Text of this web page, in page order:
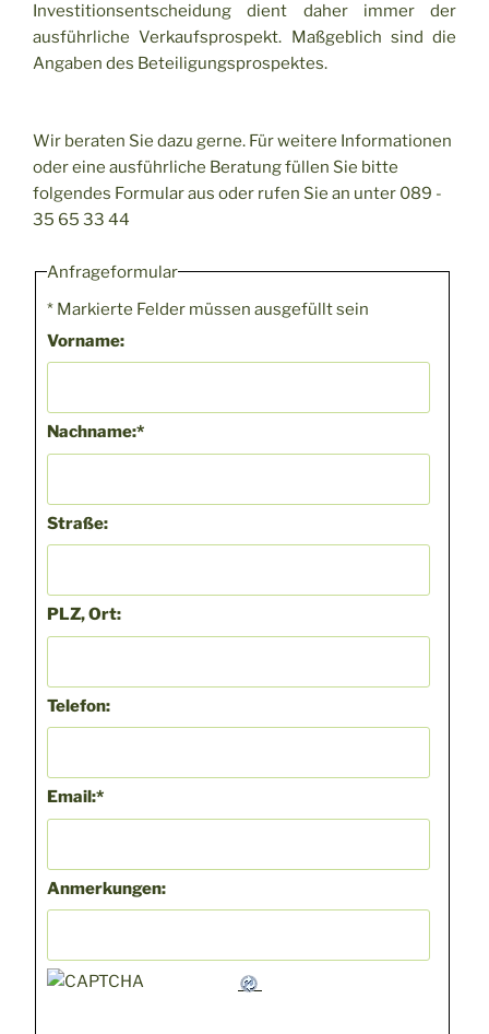
Investitionsentscheidung dient daher immer der
ausführliche Verkaufsprospekt. Maßgeblich sind die
Angaben des Beteiligungsprospektes.
Wir beraten Sie dazu gerne. Für weitere Informationen
oder eine ausführliche Beratung füllen Sie bitte
folgendes Formular aus oder rufen Sie an unter 089 -
35 65 33 44
Anfrageformular
* Markierte Felder müssen ausgefüllt sein
Vorname:
Nachname:*
Straße:
PLZ, Ort:
Telefon:
Email:*
Anmerkungen: